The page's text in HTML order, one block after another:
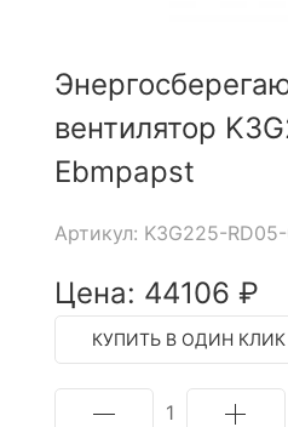
вентилятор
Ebmpapst
Артикул: K3G225-
Цена: 44106 ₽
КУПИТЬ В ОДИН КЛИК
1